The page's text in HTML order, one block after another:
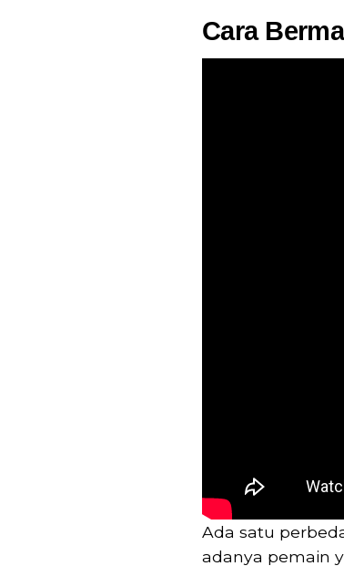
Cara
Ada satu
adanya pemain